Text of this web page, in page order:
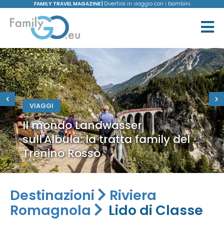
FAMILY TRAVEL MAGAZINE | Divertirsi in viaggio con i bambini
VIAGGI
Il mondo Landwasser
sull'Albula: la tratta family del
Trenino Rosso
Destinazioni
Riviera
Romagnola
Lido di Classe